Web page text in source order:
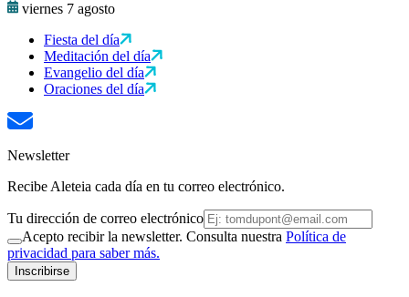
viernes 7 agosto
Fiesta del día
Meditación del día
Evangelio del día
Oraciones del día
Newsletter
Recibe Aleteia cada día en tu correo electrónico.
Tu dirección de correo electrónico
Acepto recibir la newsletter. Consulta nuestra Política de
privacidad para saber más.
Inscribirse